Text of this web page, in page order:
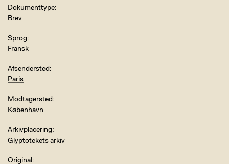
Dokumenttype
Brev
Sprog
Fransk
Afsendersted
Paris
Modtagersted
København
Arkivplacering
Glyptotekets arkiv
Original